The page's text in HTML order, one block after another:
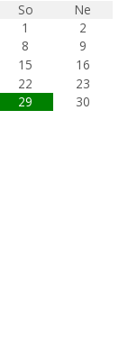
So
Ne
1
2
8
9
15
16
22
23
29
30